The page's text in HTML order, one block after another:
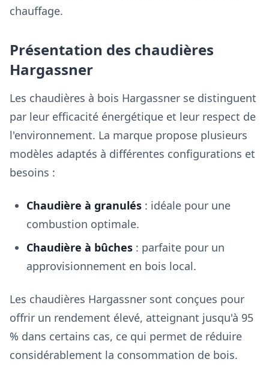
chauffage.
Présentation des chaudières
Hargassner
Les chaudières à bois Hargassner se distinguent
par leur efficacité énergétique et leur respect de
l'environnement. La marque propose plusieurs
modèles adaptés à différentes configurations et
besoins :
Chaudière à granulés : idéale pour une
combustion optimale.
Chaudière à bûches : parfaite pour un
approvisionnement en bois local.
Les chaudières Hargassner sont conçues pour
offrir un rendement élevé, atteignant jusqu'à 95
% dans certains cas, ce qui permet de réduire
considérablement la consommation de bois.